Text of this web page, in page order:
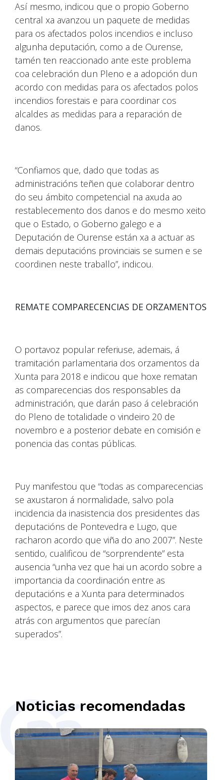
Así mesmo, indicou que o propio Goberno
central xa avanzou un paquete de medidas
para os afectados polos incendios e incluso
algunha deputación, como a de Ourense,
tamén ten reaccionado ante este problema
coa celebración dun Pleno e a adopción dun
acordo con medidas para os afectados polos
incendios forestais e para coordinar cos
alcaldes as medidas para a reparación de
danos.
“Confiamos que, dado que todas as
administracións teñen que colaborar dentro
do seu ámbito competencial na axuda ao
restablecemento dos danos e do mesmo xeito
que o Estado, o Goberno galego e a
Deputación de Ourense están xa a actuar as
demais deputacións provinciais se sumen e se
coordinen neste traballo”, indicou.
REMATE COMPARECENCIAS DE ORZAMENTOS
O portavoz popular referiuse, ademais, á
tramitación parlamentaria dos orzamentos da
Xunta para 2018 e indicou que hoxe rematan
as comparecencias dos responsables da
administración, que darán paso á celebración
do Pleno de totalidade o vindeiro 20 de
novembro e a posterior debate en comisión e
ponencia das contas públicas.
Puy manifestou que “todas as comparecencias
se axustaron á normalidade, salvo pola
incidencia da inasistencia dos presidentes das
deputacións de Pontevedra e Lugo, que
racharon acordo que viña do ano 2007”. Neste
sentido, cualificou de “sorprendente” esta
ausencia “unha vez que hai un acordo sobre a
importancia da coordinación entre as
deputacións e a Xunta para determinados
aspectos, e parece que imos dez anos cara
atrás con argumentos que parecían
superados”.
Noticias recomendadas